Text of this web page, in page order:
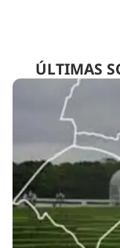
ÚLTIMAS